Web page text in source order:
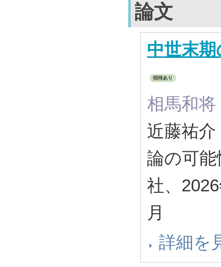
論文
中世末
招待あり
相馬和将
近藤祐
論の可
社、
月
詳細を